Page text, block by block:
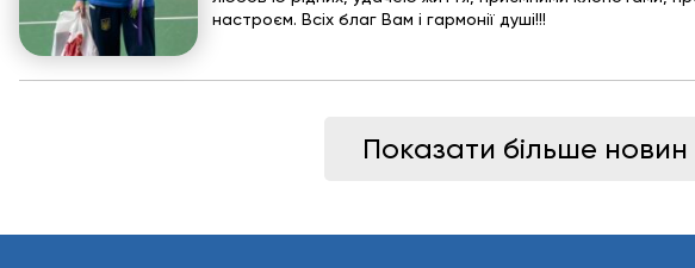
настроєм. Всіх благ Вам і гармонії душі!!!
Показати більше новин